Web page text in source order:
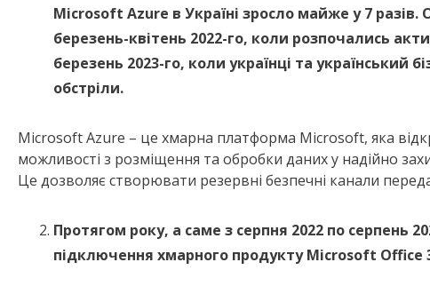
Microsoft Azure в Україні зросло майже у 7 разів.
березень-квітень 2022-го, коли розпочались
березень 2023-го, коли українці та український
обстріли.
Microsoft Azure – це хмарна платформа Microsoft, яка
можливості з розміщення та обробки даних у надійно
Це дозволяє створювати резервні безпечні канали
Протягом року, а саме з серпня 2022 по серпень
підключення хмарного продукту Microsoft Office